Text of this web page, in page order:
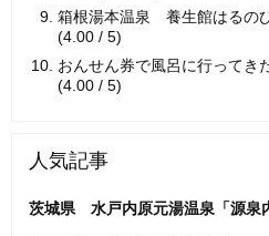
箱根湯本温泉 養生館はるの
(4.00 / 5)
おんせん券で風呂に行ってき
(4.00 / 5)
人気記事
茨城県 水戸内原元湯温泉「源泉